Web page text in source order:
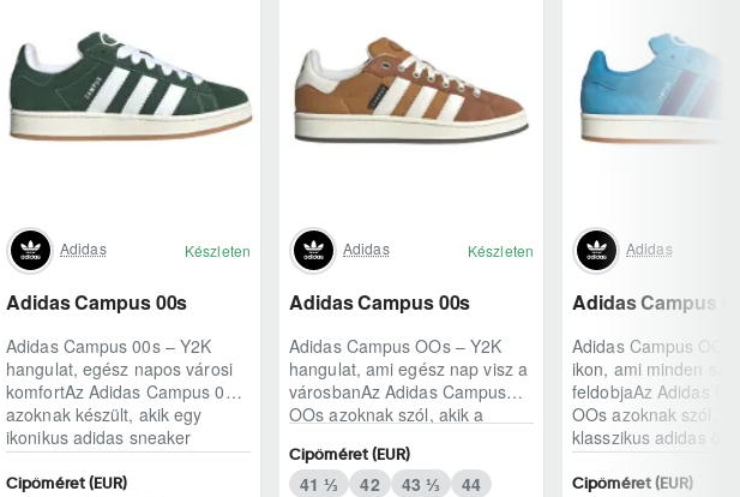
Adidas Készleten
Adidas Campus 00s
Adidas Campus 00s – Y2K
hangulat, egész napos városi
komfortAz Adidas Campus 00s
azoknak készült, akik egy
ikonikus adidas sneaker
karakterét keresik,..
Cipőméret (EUR)
Adidas Készleten
Adidas Campus 00s
Adidas Campus OOs – Y2K
hangulat, ami egész nap visz a
városbanAz Adidas Campus
OOs azoknak szól, akik a
modern, kétezres ..
Cipőméret (EUR)
41 ⅓ 42 43 ⅓
44
Adidas
Adidas Campus
Adidas Campus OOs
ikon, ami minden
feldobjaAz Adidas
OOs azoknak szól,
klasszikus adidas
modern, kétezres..
Cipőméret (EUR)